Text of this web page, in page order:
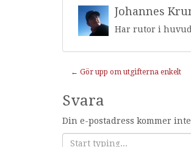
Johannes
Har rutor i
Inläggnavigering
← Gör upp om utgifterna enkelt
Svara
Din e-postadress kommer